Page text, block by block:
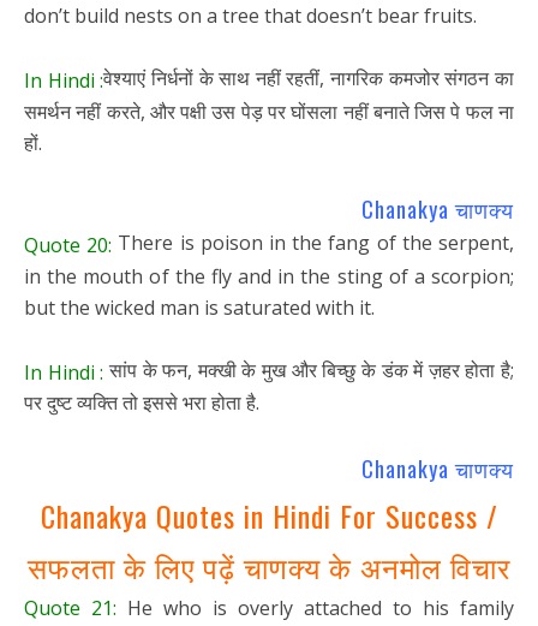
don’t build nests on a tree that doesn’t bear fruits.
In Hindi :वेश्याएं निर्धनों के साथ नहीं रहतीं, नागरिक कमजोर संगठन का
समर्थन नहीं करते, और पक्षी उस पेड़ पर घोंसला नहीं बनाते जिस पे फल ना
हों.
Chanakya चाणक्य
Quote 20: There is poison in the fang of the serpent,
in the mouth of the fly and in the sting of a scorpion;
but the wicked man is saturated with it.
In Hindi :सांप के फन, मक्खी के मुख और बिच्छु के डंक में ज़हर होता है;
पर दुष्ट व्यक्ति तो इससे भरा होता है.
Chanakya चाणक्य
Chanakya Quotes in Hindi For Success /
सफलता के लिए पढ़ें चाणक्य के अनमोल विचार
Quote 21: He who is overly attached to his family